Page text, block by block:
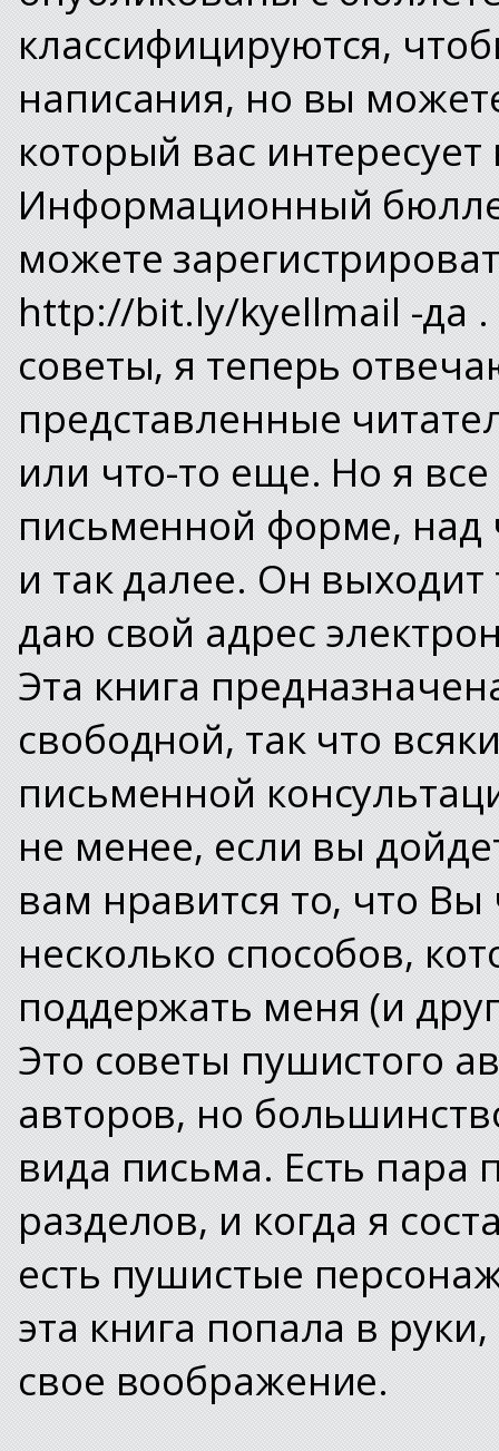
классифицируются,
написания, но вы
который вас
Информационный
можете
http://bit.ly/kyellmail -да .
советы, я теперь
представленные
или что-то еще. Но я
письменной форме, над
и так далее. Он выходит
даю свой адрес
Эта книга
свободной, так что
письменной
не менее, если вы
вам нравится то, что
несколько способов,
поддержать меня (и
Это советы пушистого
авторов, но
вида письма. Есть пара
разделов, и когда я
есть пушистые
эта книга попала в
свое воображение.